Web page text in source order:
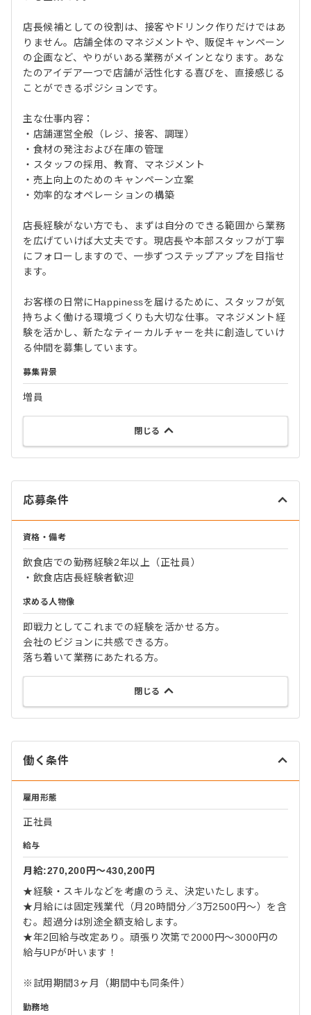
店長候補としての役割は、接客やドリンク作りだけではあ
りません。店舗全体のマネジメントや、販促キャンペーン
の企画など、やりがいある業務がメインとなります。あな
たのアイデア一つで店舗が活性化する喜びを、直接感じる
ことができるポジションです。
主な仕事内容：
・店舗運営全般（レジ、接客、調理）
・食材の発注および在庫の管理
・スタッフの採用、教育、マネジメント
・売上向上のためのキャンペーン立案
・効率的なオペレーションの構築
店長経験がない方でも、まずは自分のできる範囲から業務
を広げていけば大丈夫です。現店長や本部スタッフが丁寧
にフォローしますので、一歩ずつステップアップを目指せ
ます。
お客様の日常にHappinessを届けるために、スタッフが気
持ちよく働ける環境づくりも大切な仕事。マネジメント経
験を活かし、新たなティーカルチャーを共に創造していけ
る仲間を募集しています。
募集背景
増員
閉じる
応募条件
資格・備考
飲食店での勤務経験2年以上（正社員）
・飲食店店長経験者歓迎
求める人物像
即戦力としてこれまでの経験を活かせる方。
会社のビジョンに共感できる方。
落ち着いて業務にあたれる方。
閉じる
働く条件
雇用形態
正社員
給与
月給:270,200円〜430,200円
★経験・スキルなどを考慮のうえ、決定いたします。
★月給には固定残業代（月20時間分／3万2500円～）を含
む。超過分は別途全額支給します。
★年2回給与改定あり。頑張り次第で2000円～3000円の
給与UPが叶います！
※試用期間3ヶ月（期間中も同条件）
勤務地